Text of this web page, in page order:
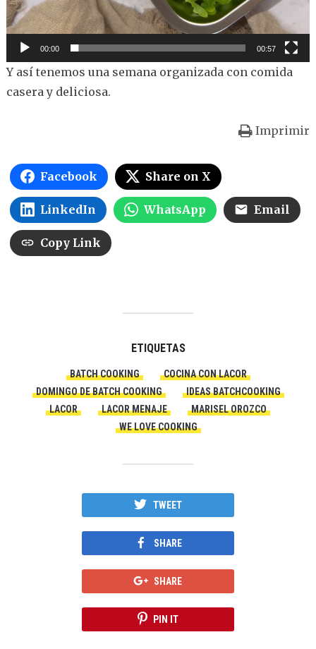
00:00 00:57
Y así tenemos una semana organizada con comida
casera y deliciosa.
Imprimir
Facebook Share on X
LinkedIn WhatsApp Email
Copy Link
ETIQUETAS
BATCH COOKING
COCINA CON LACOR
DOMINGO DE BATCH COOKING
IDEAS BATCHCOOKING
LACOR
LACOR MENAJE
MARISEL OROZCO
WE LOVE COOKING
TWEET
SHARE
SHARE
PIN IT